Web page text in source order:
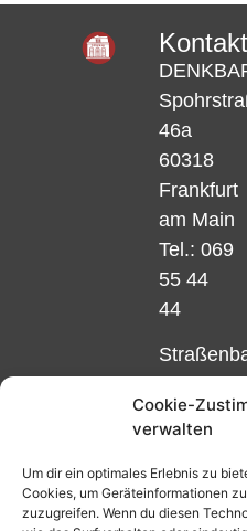
Cookie-
verwalten
Um dir ein optimales Erlebnis zu
Cookies, um Geräteinformationen
zuzugreifen. Wenn du diesen
Kontakt
46a
60318
Frankfurt
am Main
Tel.: 069
55 44
44
und 12,
Matthias-
Beltz-